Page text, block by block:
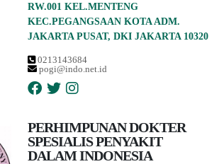
RW.001 KEL.MENTENG
KEC.PEGANGSAAN KOTA ADM.
JAKARTA PUSAT, DKI JAKARTA 10320
0213143684
pogi@indo.net.id
PERHIMPUNAN DOKTER
SPESIALIS PENYAKIT
DALAM INDONESIA